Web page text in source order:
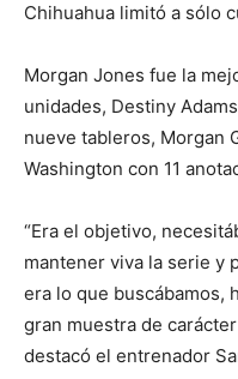
Chihuahua limitó a sólo
Morgan Jones fue la
unidades, Destiny
nueve tableros, Morgan
Washington con 11
“Era el objetivo,
mantener viva la serie y
era lo que buscábamos,
gran muestra de
destacó el entrenador